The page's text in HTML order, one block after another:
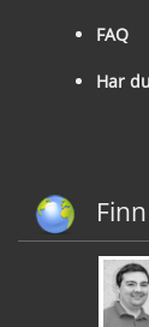
FAQ
Har